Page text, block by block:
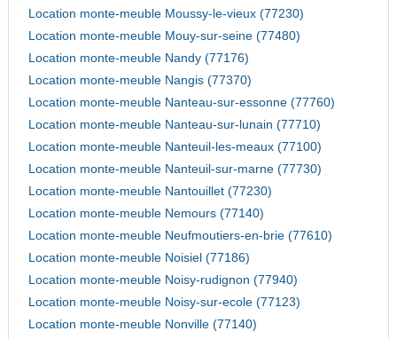
Location monte-meuble Moussy-le-vieux (77230)
Location monte-meuble Mouy-sur-seine (77480)
Location monte-meuble Nandy (77176)
Location monte-meuble Nangis (77370)
Location monte-meuble Nanteau-sur-essonne (77760)
Location monte-meuble Nanteau-sur-lunain (77710)
Location monte-meuble Nanteuil-les-meaux (77100)
Location monte-meuble Nanteuil-sur-marne (77730)
Location monte-meuble Nantouillet (77230)
Location monte-meuble Nemours (77140)
Location monte-meuble Neufmoutiers-en-brie (77610)
Location monte-meuble Noisiel (77186)
Location monte-meuble Noisy-rudignon (77940)
Location monte-meuble Noisy-sur-ecole (77123)
Location monte-meuble Nonville (77140)